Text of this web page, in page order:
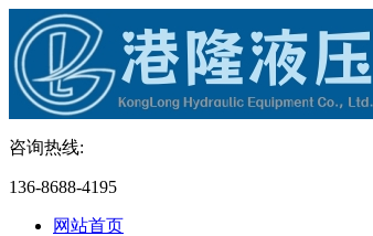
咨询热线:
136-8688-4195
网站首页